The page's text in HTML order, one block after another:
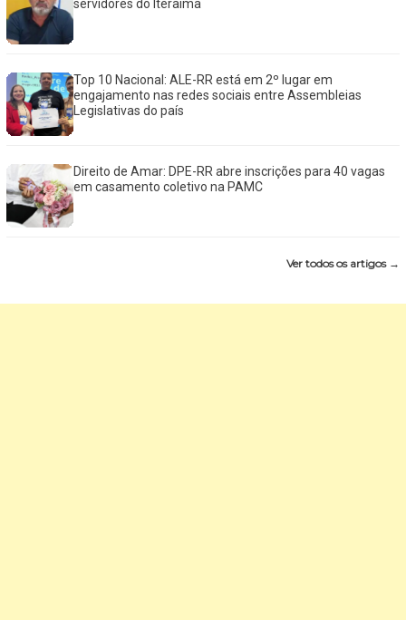
servidores do Iteraima
Top 10 Nacional: ALE-RR está em 2º lugar em
engajamento nas redes sociais entre Assembleias
Legislativas do país
Direito de Amar: DPE-RR abre inscrições para 40 vagas
em casamento coletivo na PAMC
Ver todos os artigos →